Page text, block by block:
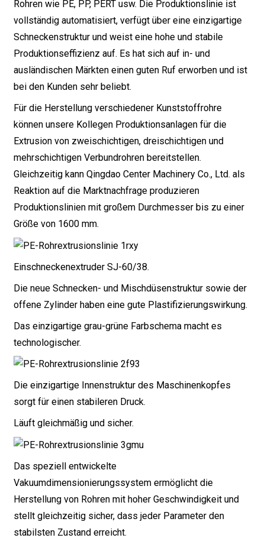
Rohren wie PE, PP, PERT usw. Die Produktionslinie ist
vollständig automatisiert, verfügt über eine einzigartige
Schneckenstruktur und weist eine hohe und stabile
Produktionseffizienz auf. Es hat sich auf in- und
ausländischen Märkten einen guten Ruf erworben und ist
bei den Kunden sehr beliebt.
Für die Herstellung verschiedener Kunststoffrohre
können unsere Kollegen Produktionsanlagen für die
Extrusion von zweischichtigen, dreischichtigen und
mehrschichtigen Verbundrohren bereitstellen.
Gleichzeitig kann Qingdao Center Machinery Co., Ltd. als
Reaktion auf die Marktnachfrage produzieren
Produktionslinien mit großem Durchmesser bis zu einer
Größe von 1600 mm.
Einschneckenextruder SJ-60/38.
Die neue Schnecken- und Mischdüsenstruktur sowie der
offene Zylinder haben eine gute Plastifizierungswirkung.
Das einzigartige grau-grüne Farbschema macht es
technologischer.
Die einzigartige Innenstruktur des Maschinenkopfes
sorgt für einen stabileren Druck.
Läuft gleichmäßig und sicher.
Das speziell entwickelte
Vakuumdimensionierungssystem ermöglicht die
Herstellung von Rohren mit hoher Geschwindigkeit und
stellt gleichzeitig sicher, dass jeder Parameter den
stabilsten Zustand erreicht.